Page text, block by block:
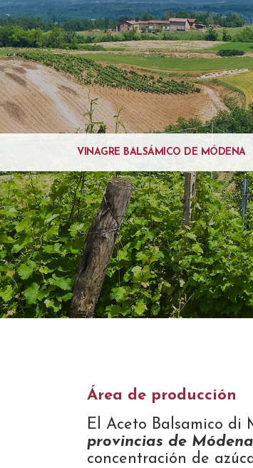
VINAGRE BALSÁMICO DE MÓDENA
Área de producción
El Aceto Balsamico di
provincias de
concentración de